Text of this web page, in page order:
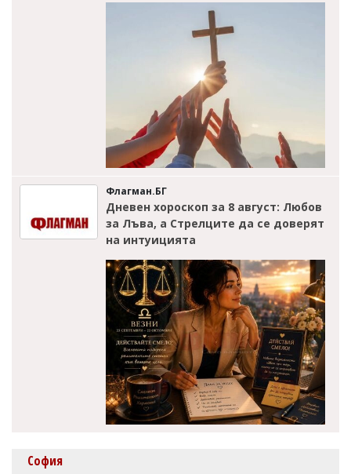
Флагман.БГ
Дневен хороскоп за 8 август: Любов
за Лъва, а Стрелците да се доверят
на интуицията
София